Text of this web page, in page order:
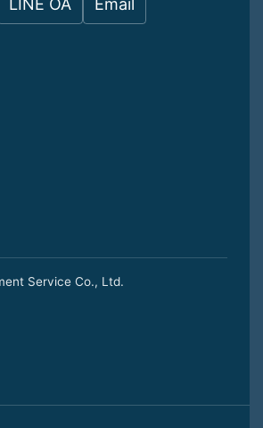
LINE OA Email
Service Co., Ltd.